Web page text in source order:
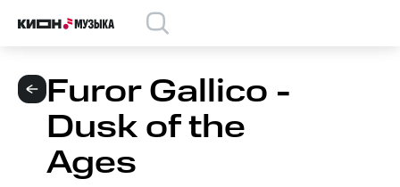
Furor Gallico -
Dusk of the
Ages